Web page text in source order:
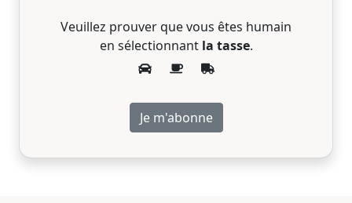
Veuillez prouver que vous êtes humain
en sélectionnantla tasse.